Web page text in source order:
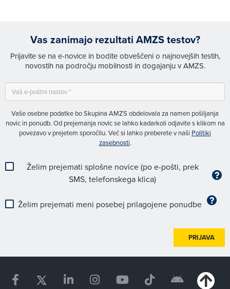
Vas zanimajo rezultati AMZS testov?
Prijavite se na e-novice in bodite obveščeni o najnovejših testih,
novostih na področju mobilnosti in dogajanju v AMZS.
Vaše osebne podatke bo Skupina AMZS obdelovala za namen pošiljanja
novic in ponudb. Od prejemanja novic se lahko kadarkoli odjavite s klikom na
povezavo v prejetem sporočilu. Več si lahko preberete v naši Politiki
zasebnosti.
Želim prejemati splošne novice (po e-pošti, prek
SMS, telefonskega klica)
Želim prejemati meni posebej prilagojene ponudbe
PRIJAVA